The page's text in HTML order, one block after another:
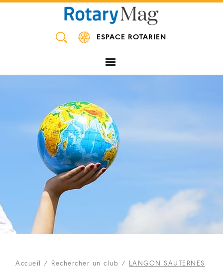
ESPACE ROTARIEN
Accueil / Rechercher un club / LANGON SAUTERNES
Panneau de gestion des cookies